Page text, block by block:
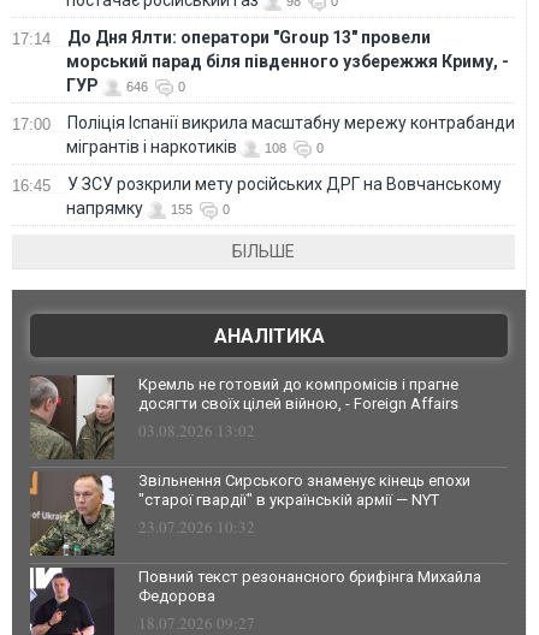
17:14
До Дня Ялти: оператори "Group 13" провели
морський парад біля південного узбережжя Криму, -
ГУР
646 0
17:00
Поліція Іспанії викрила масштабну мережу контрабанди
мігрантів і наркотиків
108 0
16:45
У ЗСУ розкрили мету російських ДРГ на Вовчанському
напрямку
155 0
БІЛЬШЕ
АНАЛІТИКА
Кремль не готовий до компромісів і прагне
досягти своїх цілей війною, - Foreign Affairs
03.08.2026 13:02
Звільнення Сирського знаменує кінець епохи
"старої гвардії" в українській армії — NYT
23.07.2026 10:32
Повний текст резонансного брифінга Михайла
Федорова
18.07.2026 09:27